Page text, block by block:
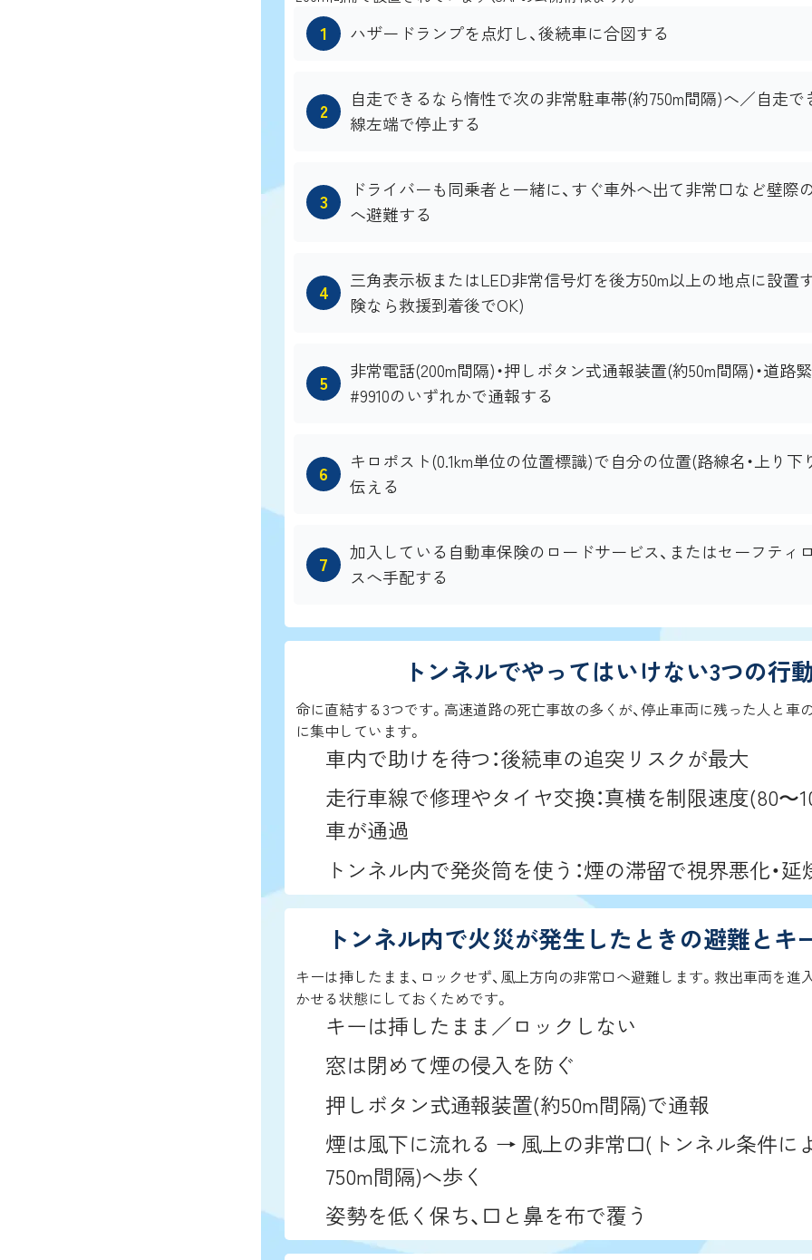
ハザードランプを点灯し、後続車に合図する
自走できるなら惰性で次の非常駐車帯(約750m間隔)へ／自走
線左端で停止する
ドライバーも同乗者と一緒に、すぐ車外へ出て非常口など壁際
へ避難する
三角表示板またはLED非常信号灯を後方50m以上の地点に設置
険なら救援到着後でOK)
非常電話(200m間隔)・押しボタン式通報装置(約50m間隔)・道路
#9910のいずれかで通報する
キロポスト(0.1km単位の位置標識)で自分の位置(路線名・上り下
伝える
加入している自動車保険のロードサービス、またはセーフティ
スへ手配する
トンネルでやってはいけない3つの行
命に直結する3つです。高速道路の死亡事故の多くが、停止車両に残った人と車
に集中しています。
車内で助けを待つ：後続車の追突リスクが最大
走行車線で修理やタイヤ交換：真横を制限速度(80〜
車が通過
トンネル内で発炎筒を使う：煙の滞留で視界悪化・
トンネル内で火災が発生したときの避難とキ
キーは挿したまま、ロックせず、風上方向の非常口へ避難します。救出車両を進
かせる状態にしておくためです。
キーは挿したまま／ロックしない
窓は閉めて煙の侵入を防ぐ
押しボタン式通報装置(約50m間隔)で通報
煙は風下に流れる → 風上の非常口(トンネル条件に
750m間隔)へ歩く
姿勢を低く保ち、口と鼻を布で覆う